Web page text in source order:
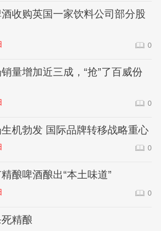
收购英国一家饮料公司部分股
0
量增加近三成，“抢”了百威份
0
机勃发 国际品牌转移战略重心
0
酿啤酒酿出“本土味道”
0
精酿